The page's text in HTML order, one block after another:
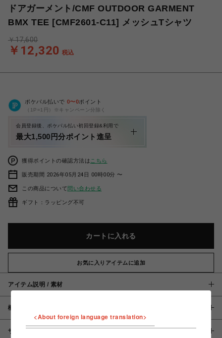
ドアガーメント/CMF OUTDOOR GARMENT
BMX TEE [CMF2601-C11] メッシュTシャツ
￥12,320 税込
￥17,600
ポケパル払いで 0〜0ポイント
（1P=1円）※キャンペーン分除く
会員登録後、ポケパル払い初回登録&利用で
最大1,500円分ポイント進呈
獲得ポイントの確認方法は こちら
販売期間 2026年05月24日 00時00分 〜
この商品について問い合わせる
ギフト：ラッピング不可
カートに入れる
お気に入りアイテムに追加
アイテム説明 / 素材
概要
サイズ
<About foreign language translation>